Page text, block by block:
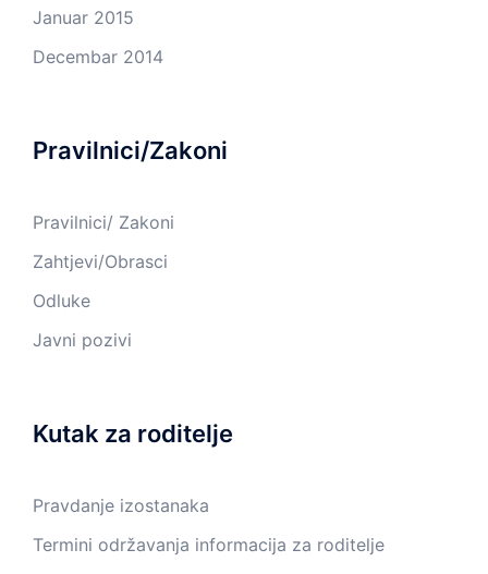
Januar 2015
Decembar 2014
Pravilnici/Zakoni
Pravilnici/ Zakoni
Zahtjevi/Obrasci
Odluke
Javni pozivi
Kutak za roditelje
Pravdanje izostanaka
Termini održavanja informacija za roditelje